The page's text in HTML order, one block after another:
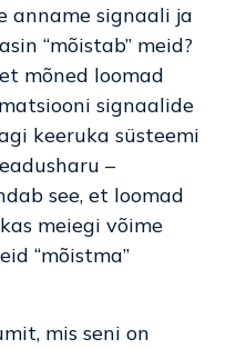
anname signaali ja
“mõistab” meid?
mõned loomad
signaalide
keeruka süsteemi
–
see, et loomad
meiegi võime
“mõistma”
mis seni on